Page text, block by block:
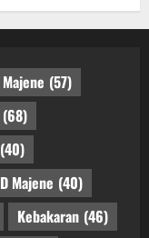
(57)
(68)
(40)
Majene (40)
Kebakaran (46)